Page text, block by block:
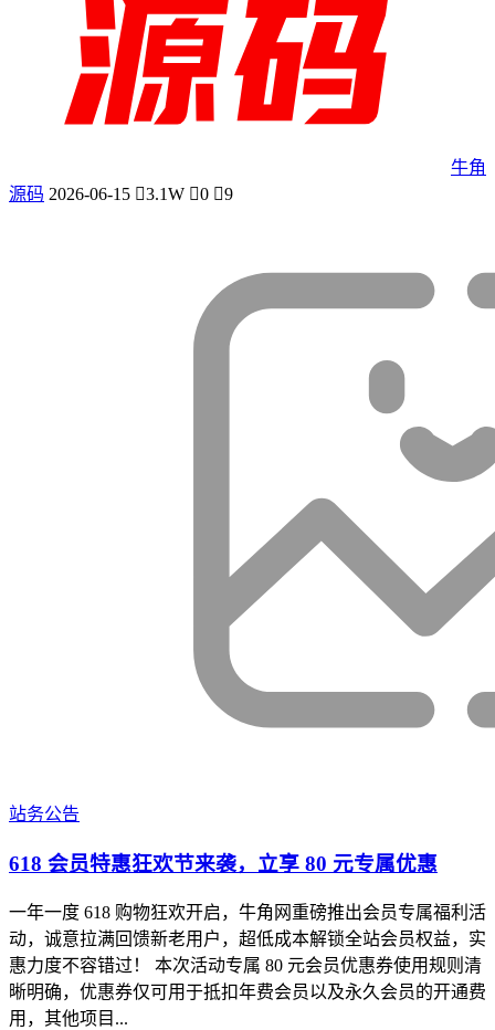
牛角
源码 2026-06-15 3.1W 0 9
站务公告
618 会员特惠狂欢节来袭，立享 80 元专属优惠
一年一度 618 购物狂欢开启，牛角网重磅推出会员专属福利活
动，诚意拉满回馈新老用户，超低成本解锁全站会员权益，实
惠力度不容错过！ 本次活动专属 80 元会员优惠券使用规则清
晰明确，优惠券仅可用于抵扣年费会员以及永久会员的开通费
用，其他项目...